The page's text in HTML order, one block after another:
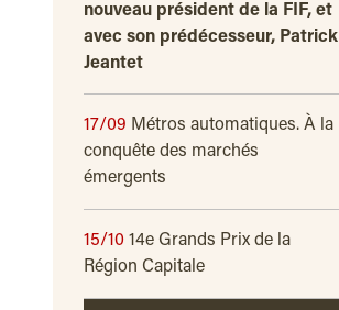
nouveau président de la FIF, et
avec son prédécesseur, Patrick
Jeantet
17/09 Métros automatiques. À la
conquête des marchés
émergents
15/10 14e Grands Prix de la
Région Capitale